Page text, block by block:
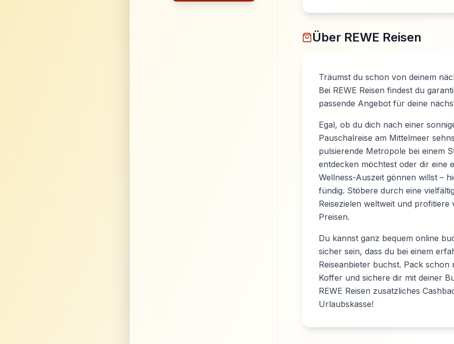
Über REWE Reisen
Träumst du schon von deinem
Bei REWE Reisen findest du
passende Angebot für deine
Egal, ob du dich nach einer
Pauschalreise am Mittelmeer
pulsierende Metropole bei einem
entdecken möchtest oder dir eine
Wellness-Auszeit gönnen willst –
fündig. Stöbere durch eine
Reisezielen weltweit und profitiere
Preisen.
Du kannst ganz bequem online
sicher sein, dass du bei einem
Reiseanbieter buchst. Pack schon
Koffer und sichere dir mit deiner
REWE Reisen zusätzliches
Urlaubskasse!